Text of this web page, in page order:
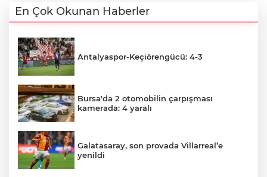
En Çok Okunan Haberler
Antalyaspor-Keçiörengücü: 4-3
Bursa'da 2 otomobilin çarpışması
kamerada: 4 yaralı
Galatasaray, son provada Villarreal’e
yenildi